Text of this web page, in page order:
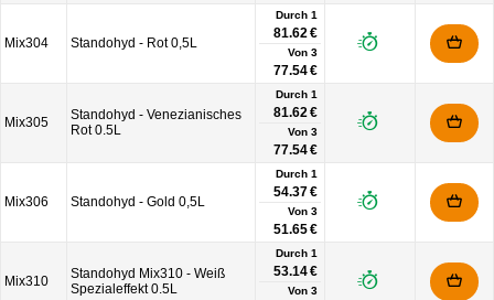
Mix304 Standohyd - Rot 0,5L
Durch 1
81.62 €
Von 3
77.54 €
Mix305
Standohyd - Venezianisches
Rot 0.5L
Durch 1
81.62 €
Von 3
77.54 €
Mix306 Standohyd - Gold 0,5L
Durch 1
54.37 €
Von 3
51.65 €
Mix310
Standohyd Mix310 - Weiß
Spezialeffekt 0.5L
Durch 1
53.14 €
Von 3